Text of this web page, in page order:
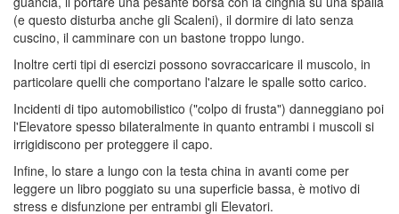
(e questo disturba anche gli Scaleni), il dormire di lato senza
cuscino, il camminare con un bastone troppo lungo.
Inoltre certi tipi di esercizi possono sovraccaricare il muscolo, in
particolare quelli che comportano l'alzare le spalle sotto carico.
Incidenti di tipo automobilistico ("colpo di frusta") danneggiano poi
l'Elevatore spesso bilateralmente in quanto entrambi i muscoli si
irrigidiscono per proteggere il capo.
Infine, lo stare a lungo con la testa china in avanti come per
leggere un libro poggiato su una superficie bassa, è motivo di
stress e disfunzione per entrambi gli Elevatori.